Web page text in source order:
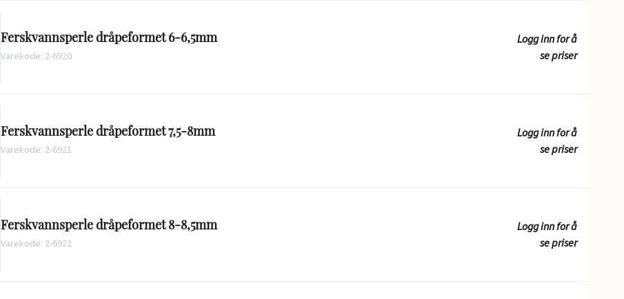
Ferskvannsperle dråpeformet 6-6,5mm
Varekode: 2-6920
Logg inn for å
se priser
Ferskvannsperle dråpeformet 7,5-8mm
Varekode: 2-6921
Logg inn for å
se priser
Ferskvannsperle dråpeformet 8-8,5mm
Varekode: 2-6922
Logg inn for å
se priser